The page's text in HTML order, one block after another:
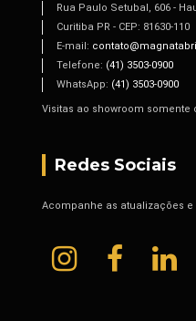
Rua Paulo Setubal, 606 -
Curitiba PR - CEP: 81630-110
E-mail:
Telefone: (41) 3503-0900
WhatsApp: (41) 3503-0900
Visitas ao showroom somente
Redes Sociais
Acompanhe as atualizações